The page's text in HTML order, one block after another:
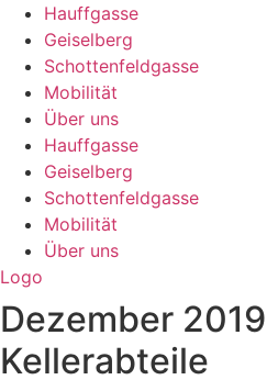
Hauffgasse
Geiselberg
Schottenfeldgasse
Mobilität
Über uns
Hauffgasse
Geiselberg
Schottenfeldgasse
Mobilität
Über uns
Logo
Dezember 2019 |
Kellerabteile